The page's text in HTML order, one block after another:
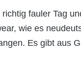
fauler Tag
wie es
Es gibt aus